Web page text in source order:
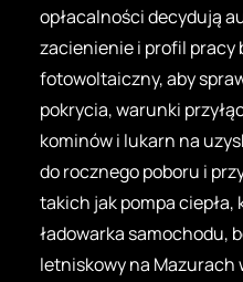
opłacalności decydują
zacienienie i profil pracy
fotowoltaiczny, aby
pokrycia, warunki
kominów i lukarn na
do rocznego poboru i
takich jak pompa
ładowarka samochodu,
letniskowy na Mazurach